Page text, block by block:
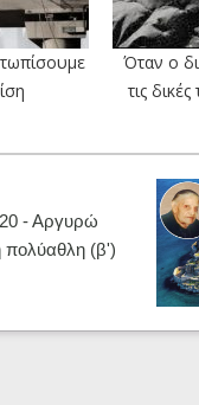
Όταν ο
τις
- Αργυρώ
πολύαθλη (β')